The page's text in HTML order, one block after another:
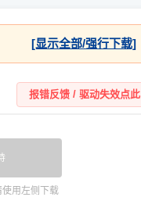
[显示全部/强行下载]
报错反馈 / 驱动失效点此
用左侧下载